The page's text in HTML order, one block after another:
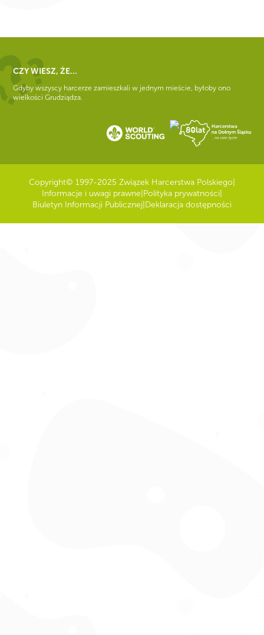
CZY WIESZ, ŻE...
Gdyby wszyscy harcerze zamieszkali w jednym mieście, byłoby ono
wielkości Grudziądza.
Copyright© 1997-2025 Związek Harcerstwa Polskiego
Informacje i uwagi prawne Polityka prywatności
Biuletyn Informacji Publicznej Deklaracja dostępności